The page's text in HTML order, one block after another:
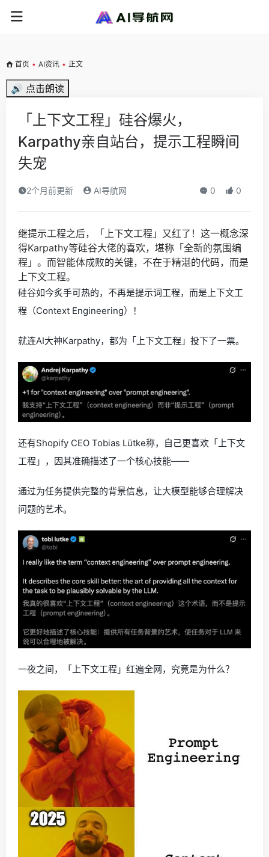
首页 • AI资讯 • 正文
🔊 点击朗读
「上下文工程」硅谷爆火，
Karpathy亲自站台，提示工程瞬间
失宠
2个月前更新 AI导航网 0 0
继提示工程之后，「上下文工程」又红了！这一概念深
得Karpathy等硅谷大佬的喜欢，堪称「全新的氛围编
程」。而智能体成败的关键，不在于精湛的代码，而是
上下文工程。
硅谷如今炙手可热的，不再是提示词工程，而是上下文工
程（Context Engineering）！
就连AI大神Karpathy，都为「上下文工程」投下了一票。
还有Shopify CEO Tobias Lütke称，自己更喜欢「上下文
工程」，因其准确描述了一个核心技能——
通过为任务提供完整的背景信息，让大模型能够合理解决
问题的艺术。
一夜之间，「上下文工程」红遍全网，究竟是为什么？